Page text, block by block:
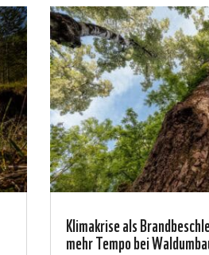
Klimakrise als
mehr Tempo bei